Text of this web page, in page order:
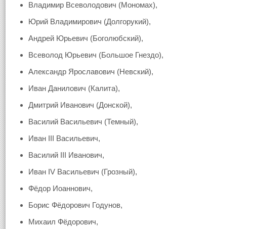
Владимир Всеволодович (Мономах),
Юрий Владимирович (Долгорукий),
Андрей Юрьевич (Боголюбский),
Всеволод Юрьевич (Большое Гнездо),
Александр Ярославович (Невский),
Иван Данилович (Калита),
Дмитрий Иванович (Донской),
Василий Васильевич (Темный),
Иван III Васильевич,
Василий III Иванович,
Иван IV Васильевич (Грозный),
Фёдор Иоаннович,
Борис Фёдорович Годунов,
Михаил Фёдорович,